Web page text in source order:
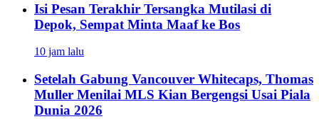
Isi Pesan Terakhir Tersangka Mutilasi di
Depok, Sempat Minta Maaf ke Bos
10 jam lalu
Setelah Gabung Vancouver Whitecaps, Thomas
Muller Menilai MLS Kian Bergengsi Usai Piala
Dunia 2026